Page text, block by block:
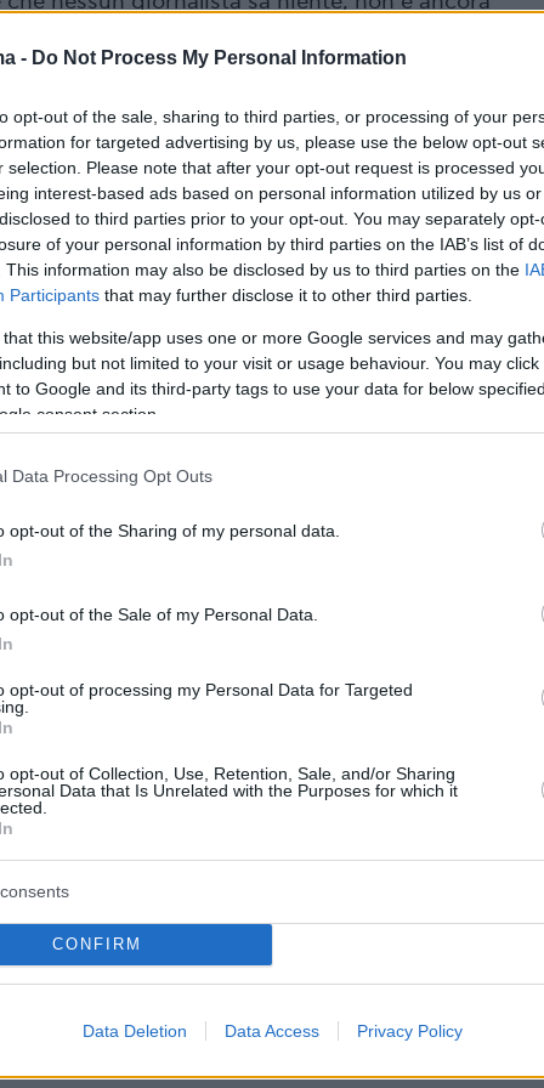
- Do Not Process My Personal Information
opt-out of the sale, sharing to third parties, or processing of your
for targeted advertising by us, please use the below opt-out
selection. Please note that after your opt-out request is processed
interest-based ads based on personal information utilized by us
to third parties prior to your opt-out. You may separately
of your personal information by third parties on the IAB’s list of
This information may also be disclosed by us to third parties on the
Participants that may further disclose it to other third parties.
that this website/app uses one or more Google services and may
but not limited to your visit or usage behaviour. You may
to Google and its third-party tags to use your data for below
consent section.
Data Processing Opt Outs
opt-out of the Sharing of my personal data.
opt-out of the Sale of my Personal Data.
opt-out of processing my Personal Data for Targeted
opt-out of Collection, Use, Retention, Sale, and/or Sharing
Data that Is Unrelated with the Purposes for which it
CONFIRM
Data Deletion Data Access Privacy Policy
#calciomercato
(@vv3454)May 26, 2025
Αντόνιο Κόντε βρίσκεται κοντά στην έξοδο
είναι κοντά στο να τον αντικαταστήσει,
προπονητής της Γιουβέντους και της Μίλαν,
Αλέγκρι. Ο προπονητής από το Λιβόρνο
και για δεύτερη φορά στην καριέρα του να
della Gazzetta di oggi:
SOSPESO
LMYvCqlsHY
dello Sport (@Gazzetta_it)
το 2014, ο Αντόνιο Κόντε αποχώρησε από